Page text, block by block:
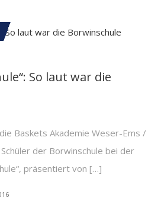
So laut war die
Baskets Akademie Weser-Ems /
der Borwinschule bei der
präsentiert von […]